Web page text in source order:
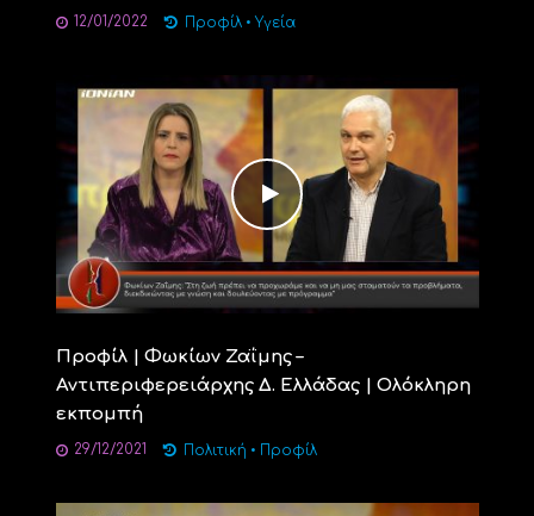
12/01/2022 Προφίλ • Υγεία
Προφίλ | Φωκίων Ζαΐμης –
Αντιπεριφερειάρχης Δ. Ελλάδας | Ολόκληρη
εκπομπή
29/12/2021 Πολιτική • Προφίλ